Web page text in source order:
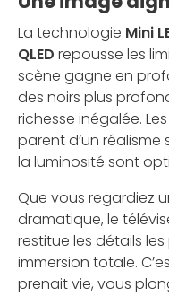
La technologie Mini
QLED repousse les
scène gagne en
des noirs plus
richesse inégalée.
parent d’un
la luminosité sont
Que vous regardiez
dramatique, le
restitue les détails
immersion totale.
prenait vie, vous